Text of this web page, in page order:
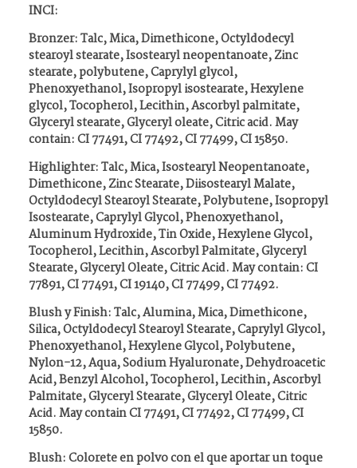
INCI:
Bronzer: Talc, Mica, Dimethicone, Octyldodecyl
stearoyl stearate, Isostearyl neopentanoate, Zinc
stearate, polybutene, Caprylyl glycol,
Phenoxyethanol, Isopropyl isostearate, Hexylene
glycol, Tocopherol, Lecithin, Ascorbyl palmitate,
Glyceryl stearate, Glyceryl oleate, Citric acid. May
contain: CI 77491, CI 77492, CI 77499, CI 15850.
Highlighter: Talc, Mica, Isostearyl Neopentanoate,
Dimethicone, Zinc Stearate, Diisostearyl Malate,
Octyldodecyl Stearoyl Stearate, Polybutene, Isopropyl
Isostearate, Caprylyl Glycol, Phenoxyethanol,
Aluminum Hydroxide, Tin Oxide, Hexylene Glycol,
Tocopherol, Lecithin, Ascorbyl Palmitate, Glyceryl
Stearate, Glyceryl Oleate, Citric Acid. May contain: CI
77891, CI 77491, CI 19140, CI 77499, CI 77492.
Blush y Finish: Talc, Alumina, Mica, Dimethicone,
Silica, Octyldodecyl Stearoyl Stearate, Caprylyl Glycol,
Phenoxyethanol, Hexylene Glycol, Polybutene,
Nylon-12, Aqua, Sodium Hyaluronate, Dehydroacetic
Acid, Benzyl Alcohol, Tocopherol, Lecithin, Ascorbyl
Palmitate, Glyceryl Stearate, Glyceryl Oleate, Citric
Acid. May contain CI 77491, CI 77492, CI 77499, CI
15850.
Blush: Colorete en polvo con el que aportar un toque